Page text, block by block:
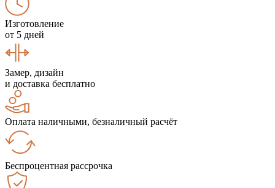
Изготовление
от 5 дней
Замер, дизайн
и доставка бесплатно
Оплата наличными, безналичный расчёт
Беспроцентная рассрочка